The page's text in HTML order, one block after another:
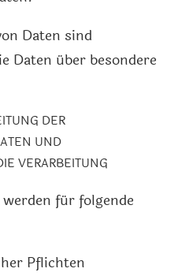
Daten sind
Daten über besondere
DER
UND
VERARBEITUNG
für folgende
Pflichten